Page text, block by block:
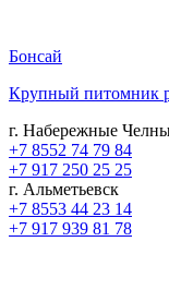
Бонсай
Крупный питомник
г. Набережные
+7 8552 74 79 84
+7 917 250 25 25
г. Альметьевск
+7 8553 44 23 14
+7 917 939 81 78